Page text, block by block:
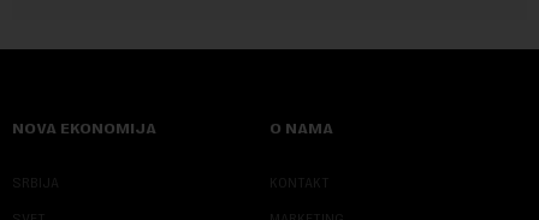
NOVA EKONOMIJA
SRBIJA
O NAMA
KONTAKT